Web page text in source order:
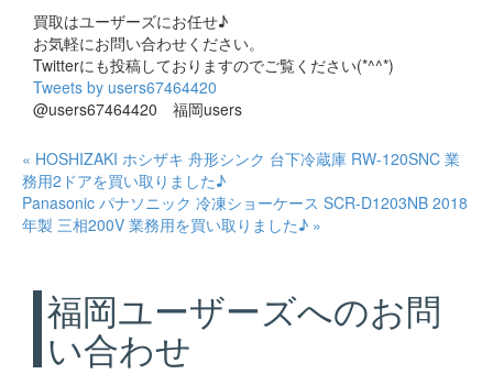
買取はユーザーズにお任せ♪
お気軽にお問い合わせください。
Twitterにも投稿しておりますのでご覧ください(*^^*)
Tweets by users67464420
@users67464420 福岡users
« HOSHIZAKI ホシザキ 舟形シンク 台下冷蔵庫 RW-120SNC 業
務用2ドアを買い取りました♪
Panasonic パナソニック 冷凍ショーケース SCR-D1203NB 2018
年製 三相200V 業務用を買い取りました♪ »
福岡ユーザーズへのお問
い合わせ